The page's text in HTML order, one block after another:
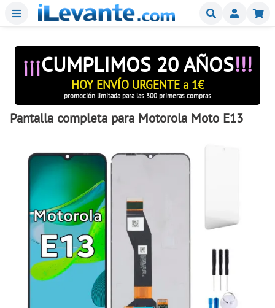
Menu Buscar
¡¡¡CUMPLIMOS 20 AÑOS!!!
HOY ENVÍO URGENTE a 1€
promoción limitada para las 300 primeras compras
Pantalla completa para Motorola Moto E13